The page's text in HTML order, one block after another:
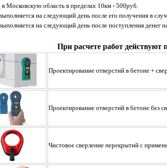
Московскую область в пределах 10км - 500руб.
на следующий день после его получения в
на следующий день после поступления денег
При расчете работ
Проектирование отверстий в бетоне +
Проектирование отверстий в бетоне без
Чистовое сверление перекрытий с